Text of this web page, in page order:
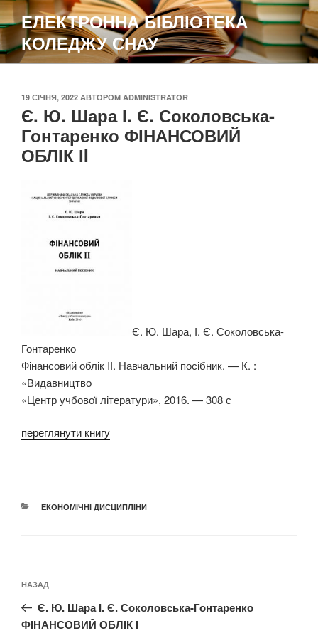
Перейти
до
вмісту
ЕЛЕКТРОННА БІБЛІОТЕКА
КОЛЕДЖУ СНАУ
ОПУБЛІКОВАНО
19 СІЧНЯ, 2022 АВТОРОМ ADMINISTRATOR
Є. Ю. Шара І. Є. Соколовська-
Гонтаренко ФІНАНСОВИЙ
ОБЛІК ІI
Є. Ю. Шара, І. Є. Соколовська-
Гонтаренко
Фінансовий облік IІ. Навчальний посібник. — К. :
«Видавництво
«Центр учбової літератури», 2016. — 308 с
переглянути книгу
КАТЕГОРІЇ
ЕКОНОМІЧНІ ДИСЦИПЛІНИ
записів
Попередній
запис:
НАЗАД
Є. Ю. Шара І. Є. Соколовська-Гонтаренко
ФІНАНСОВИЙ ОБЛІК І